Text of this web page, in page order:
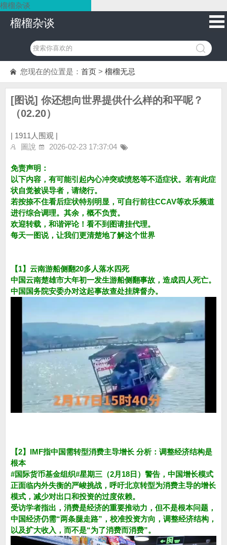
榴榴杂谈
榴榴杂谈
您现在的位置是： 首页 > 榴榴无忌
[图说] 你还想向世界提供什么样的和平呢？
（02.20）
| 1911人围观 |
圖說
2026-02-23 17:37:04
免责声明：
以下内容，有可能引起内心冲突或愤怒等不适症状。若有此症
状自觉被误导者，请绕行。
若按捺不住看后症状特别明显，可自行前往CCAV等欢乐频道
进行综合调理。其余，概不负责。
欢迎转载，和谐评论！看不到图请挂代理。
每天一图说，让我们更清楚地了解这个世界
【1】云南游船侧翻20多人落水四死
中国云南楚雄市大年初一发生游船侧翻事故，造成四人死亡。
中国国务院安委办对这起事故查处挂牌督办。
【2】IMF指中国需转型消费主导增长 分析：调整经济结构是
根本
#国际货币基金组织#星期三（2月18日）警告，中国增长模式
正面临内外失衡的严峻挑战，呼吁北京转型为消费主导的增长
模式，减少对出口和投资的过度依赖。
受访学者指出，消费是经济的重要推动力，但不是根本问题，
中国经济仍需“两条腿走路”，校准投资方向，调整经济结构，
以及扩大收入，而不是“为了消费而消费”。